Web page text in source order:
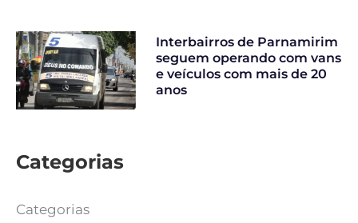
Interbairros de Parnamirim
seguem operando com vans
e veículos com mais de 20
anos
Categorias
Categorias